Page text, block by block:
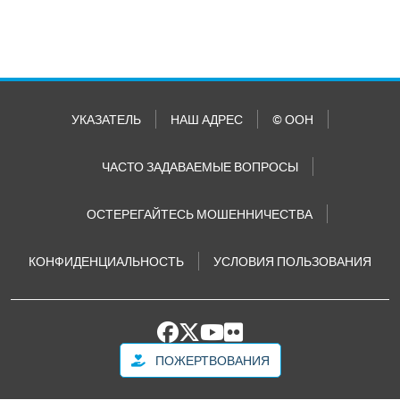
УКАЗАТЕЛЬ НАШ АДРЕС © ООН
ЧАСТО ЗАДАВАЕМЫЕ ВОПРОСЫ
ОСТЕРЕГАЙТЕСЬ МОШЕННИЧЕСТВА
КОНФИДЕНЦИАЛЬНОСТЬ УСЛОВИЯ ПОЛЬЗОВАНИЯ
ПОЖЕРТВОВАНИЯ